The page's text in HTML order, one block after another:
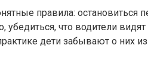
правила: остановиться
убедиться, что водители
дети забывают о них